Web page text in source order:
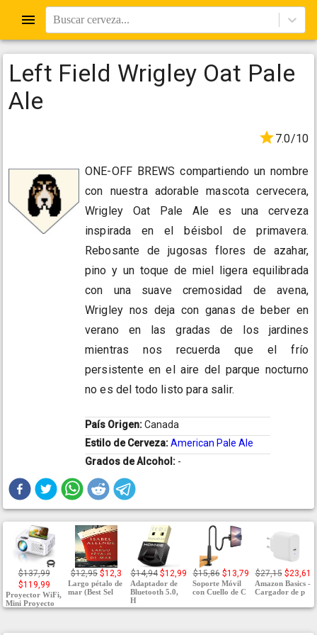
Buscar cerveza...
Left Field Wrigley Oat Pale
Ale
7.0/10
ONE-OFF BREWS compartiendo un nombre
con nuestra adorable mascota cervecera,
Wrigley Oat Pale Ale es una cerveza
inspirada en el béisbol de primavera.
Rebosante de jugosas flores de azahar,
pino y un toque de miel ligera equilibrada
con una suave cremosidad de avena,
Wrigley nos deja con ganas de beber en
verano en las gradas de los jardines
mientras nos recuerda que el frío
persistente en el aire del parque nocturno
no es del todo listo para salir.
País Origen:Canada
Estilo de Cerveza:American Pale Ale
Grados de Alcohol: -
$137,99
$119,99
Proyector WiFi,
Mini Proyecto
$12,95 $12,3
Largo pétalo de
mar (Best Sel
$14,94 $12,99
Adaptador de
Bluetooth 5.0,
H
$15,86 $13,79
Soporte Móvil
con Cuello de C
$27,15 $23,61
Amazon Basics -
Cargador de p